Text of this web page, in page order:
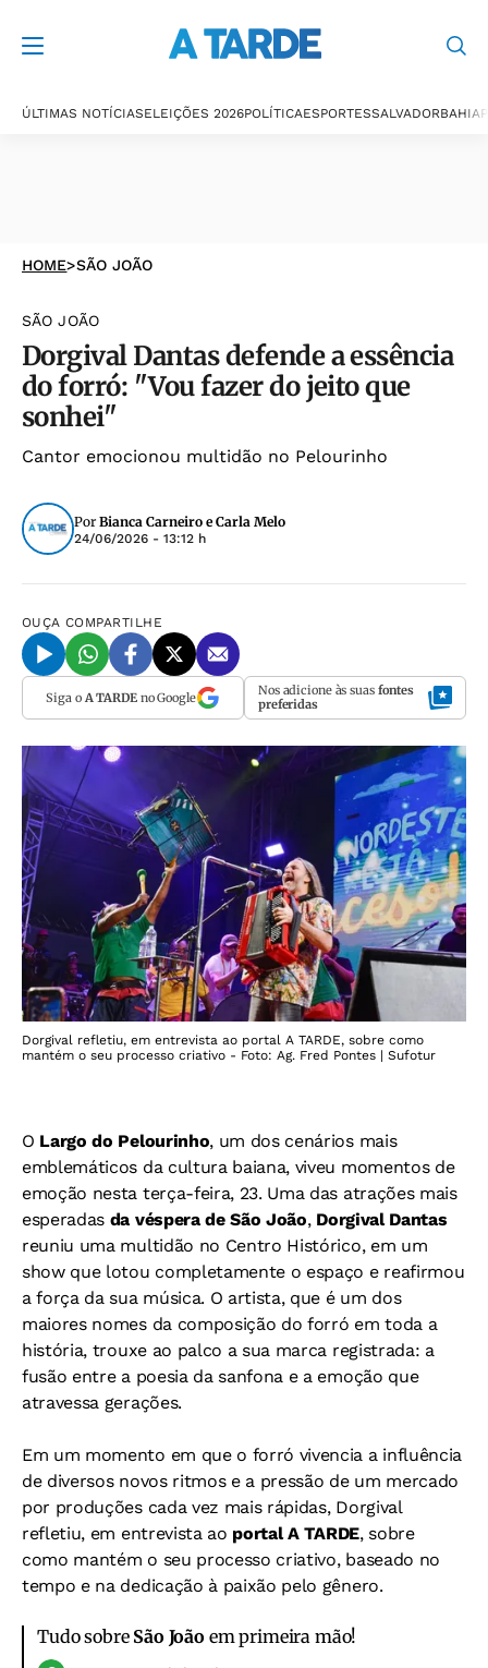
ÚLTIMAS NOTÍCIASELEIÇÕES 2026POLÍTICAESPORTESSALVADORBAHIA
HOME>SÃO JOÃO
SÃO JOÃO
Dorgival Dantas defende a essência
do forró: "Vou fazer do jeito que
sonhei"
Cantor emocionou multidão no Pelourinho
Por Bianca Carneiro e Carla Melo
24/06/2026 - 13:12 h
OUÇA COMPARTILHE
Siga o A TARDEno Google Nos adicione às suas fontes
preferidas
Dorgival refletiu, em entrevista ao portal A TARDE, sobre como
mantém o seu processo criativo - Foto: Ag. Fred Pontes | Sufotur
O Largo do Pelourinho, um dos cenários mais
emblemáticos da cultura baiana, viveu momentos de
emoção nesta terça-feira, 23. Uma das atrações mais
esperadas da véspera de São João, Dorgival Dantas
reuniu uma multidão no Centro Histórico, em um
show que lotou completamente o espaço e reafirmou
a força da sua música. O artista, que é um dos
maiores nomes da composição do forró em toda a
história, trouxe ao palco a sua marca registrada: a
fusão entre a poesia da sanfona e a emoção que
atravessa gerações.
Em um momento em que o forró vivencia a influência
de diversos novos ritmos e a pressão de um mercado
por produções cada vez mais rápidas, Dorgival
refletiu, em entrevista ao portal A TARDE, sobre
como mantém o seu processo criativo, baseado no
tempo e na dedicação à paixão pelo gênero.
Tudo sobre São João em primeira mão!